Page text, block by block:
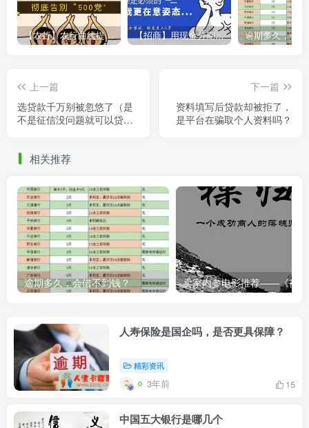
【农行】农行曲线提额，彻底告别“500党” 【招商】用现金分期提额，额度直上6万
上一篇
选贷款千万别被忽悠了（是
不是征信没问题就可以贷款
下一篇
资料填写后贷款却被拒了，
是平台在骗取个人资料吗？
相关推荐
逾期多久，会借不到钱？
人寿保险是国企吗，是否更具保障？
精彩资讯
3年前 15
中国五大银行是哪几个